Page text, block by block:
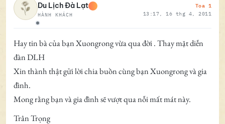
Ngoại tuyến
Du Lịch Đà Lạt
HÀNH KHÁCH
Toa 1
13:17, 16 thg 4, 2011
Hay tin bà của bạn Xuongrong vừa qua đời . Thay mặt diễn
đàn DLH
Xin thành thật gửi lời chia buồn cùng bạn Xuongrong và gia
đình.
Mong rằng bạn và gia đình sẽ vượt qua nỗi mất mát này.
Trân Trọng